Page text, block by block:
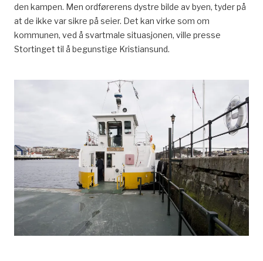
den kampen. Men ordførerens dystre bilde av byen, tyder på
at de ikke var sikre på seier. Det kan virke som om
kommunen, ved å svartmale situasjonen, ville presse
Stortinget til å begunstige Kristiansund.